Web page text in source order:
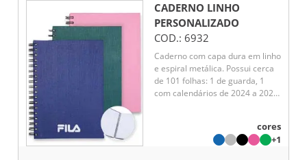
CADERNO LINHO
PERSONALIZADO
COD.: 6932
Caderno com capa dura em linho
e espiral metálica. Possui cerca
de 101 folhas: 1 de guarda, 1
com calendários de 2024 a 2026,
para contatos. Design funcional
e estrutura versátil, ideal para
cores
+1